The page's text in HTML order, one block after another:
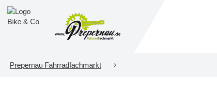
Prepernau Fahrradfachmarkt